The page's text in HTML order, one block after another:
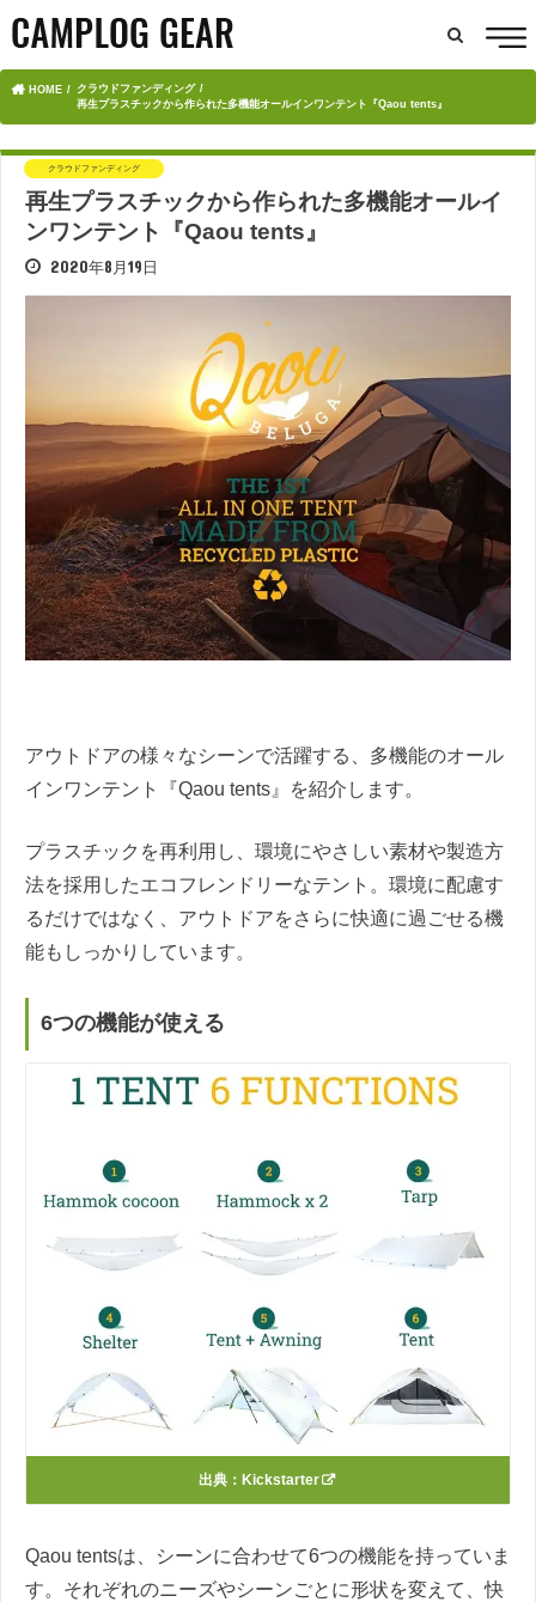
HOME
クラウドファンディング
再生プラスチックから作られた多機能オールインワンテント『Qaou tents』
クラウドファンディング
再生プラスチックから作られた多機能オールイ
ンワンテント『Qaou tents』
2020年8月19日
アウトドアの様々なシーンで活躍する、多機能のオール
インワンテント『Qaou tents』を紹介します。
プラスチックを再利用し、環境にやさしい素材や製造方
法を採用したエコフレンドリーなテント。環境に配慮す
るだけではなく、アウトドアをさらに快適に過ごせる機
能もしっかりしています。
6つの機能が使える
出典： Kickstarter
Qaou tentsは、シーンに合わせて6つの機能を持っていま
す。それぞれのニーズやシーンごとに形状を変えて、快